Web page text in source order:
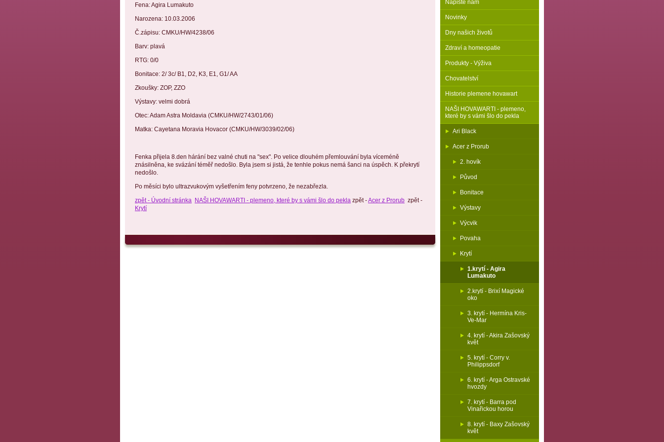
Fena: Agira Lumakuto
Narozena: 10.03.2006
Č.zápisu: CMKU/HW/4238/06
Barv: plavá
RTG: 0/0
Bonitace: 2/ 3c/ B1, D2, K3, E1, G1/ AA
Zkoušky: ZOP, ZZO
Výstavy: velmi dobrá
Otec: Adam Astra Moldavia (CMKU/HW/2743/01/06)
Matka: Cayetana Moravia Hovacor (CMKU/HW/3039/02/06)
Fenka přijela 8.den hárání bez valné chuti na "sex". Po velice dlouhém přemlouvání byla víceméně
znásilněna, ke svázání téměř nedošlo. Byla jsem si jistá, že tenhle pokus nemá šanci na úspěch. K překrytí
nedošlo.
Po měsíci bylo ultrazvukovým vyšetřením feny potvrzeno, že nezabřezla.
zpět - Úvodní stránka NAŠI HOVAWARTI - plemeno, které by s vámi šlo do pekla zpět -Acer z Prorub zpět -
Krytí
Napište nám
Novinky
Dny našich životů
Zdraví a homeopatie
Produkty - Výživa
Chovatelství
Historie plemene hovawart
NAŠI HOVAWARTI - plemeno,
které by s vámi šlo do pekla
Ari Black
Acer z Prorub
2. hovík
Původ
Bonitace
Výstavy
Výcvik
Povaha
Krytí
1.krytí - Agira
Lumakuto
2.krytí - Brixí Magické
oko
3. krytí - Hermína Kris-
Ve-Mar
4. krytí - Akira Zašovský
květ
5. krytí - Corry v.
Philippsdorf
6. krytí - Arga Ostravské
hvozdy
7. krytí - Barra pod
Vinařickou horou
8. krytí - Baxy Zašovský
květ